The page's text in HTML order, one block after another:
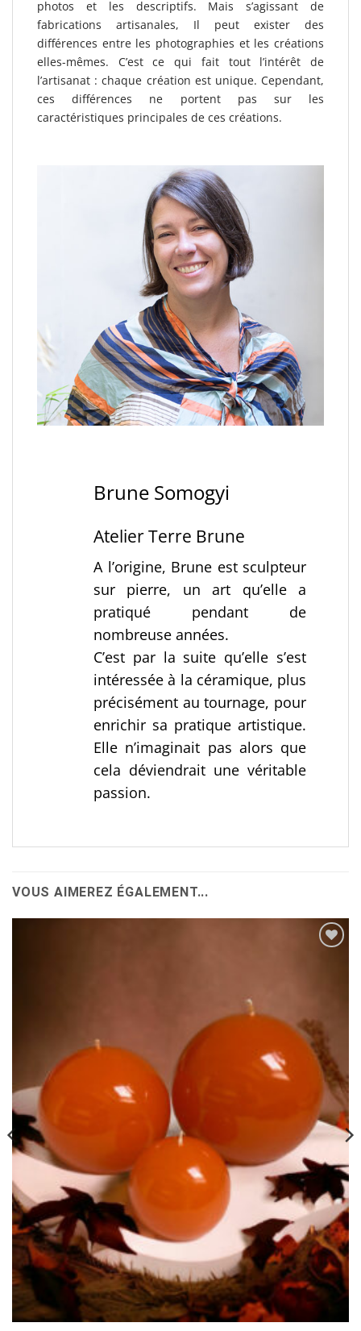
photos et les descriptifs. Mais s’agissant de
fabrications artisanales, Il peut exister des
différences entre les photographies et les créations
elles-mêmes. C’est ce qui fait tout l’intérêt de
l’artisanat : chaque création est unique. Cependant,
ces différences ne portent pas sur les
caractéristiques principales de ces créations.
Brune Somogyi
Atelier Terre Brune
A l’origine, Brune est sculpteur
sur pierre, un art qu’elle a
pratiqué pendant de
nombreuse années.
C’est par la suite qu’elle s’est
intéressée à la céramique, plus
précisément au tournage, pour
enrichir sa pratique artistique.
Elle n’imaginait pas alors que
cela déviendrait une véritable
passion.
VOUS AIMEREZ ÉGALEMENT...